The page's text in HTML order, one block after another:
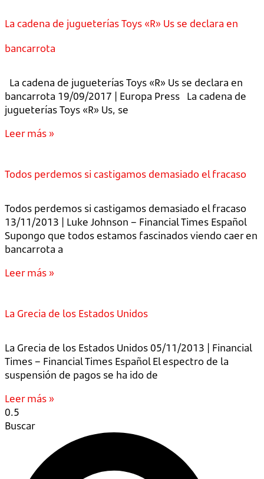
La cadena de jugueterías Toys «R» Us se declara en
bancarrota
La cadena de jugueterías Toys «R» Us se declara en
bancarrota 19/09/2017 | Europa Press La cadena de
jugueterías Toys «R» Us, se
Leer más »
Todos perdemos si castigamos demasiado el fracaso
Todos perdemos si castigamos demasiado el fracaso
13/11/2013 | Luke Johnson – Financial Times Español
Supongo que todos estamos fascinados viendo caer en
bancarrota a
Leer más »
La Grecia de los Estados Unidos
La Grecia de los Estados Unidos 05/11/2013 | Financial
Times – Financial Times Español El espectro de la
suspensión de pagos se ha ido de
Leer más »
Buscar